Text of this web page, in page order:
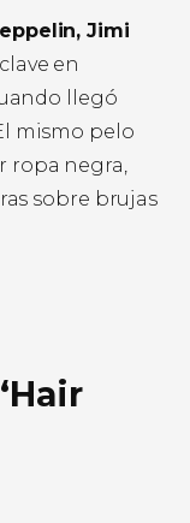
Jimi
en
llegó
mismo pelo
ropa negra,
sobre brujas